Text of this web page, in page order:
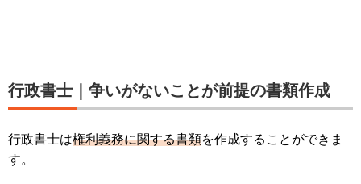
行政書士｜争いがないことが前提の書類作成
行政書士は権利義務に関する書類を作成することができま
す。